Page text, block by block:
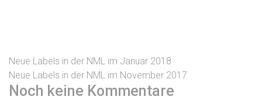
Neue Labels in der NML im Januar 2018
Neue Labels in der NML im November 2017
Noch keine Kommentare